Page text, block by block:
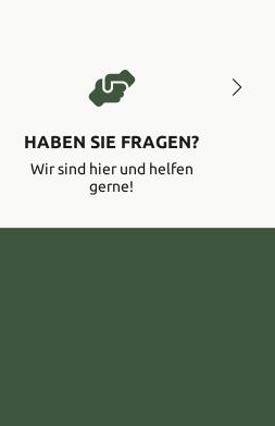
HABEN SIE FRAGEN?
Wir sind hier und helfen
gerne!